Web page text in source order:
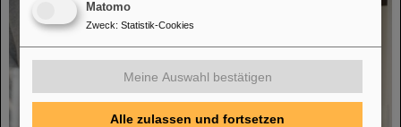
Matomo
Zweck: Statistik-Cookies
Meine Auswahl bestätigen
Alle zulassen und fortsetzen